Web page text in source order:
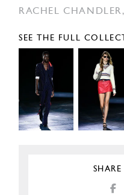
RACHEL
SEE THE FULL